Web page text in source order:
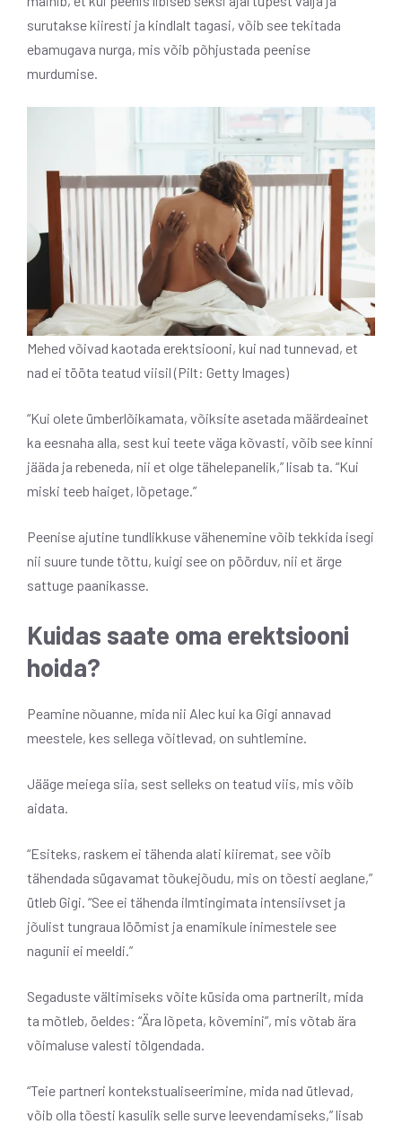
surutakse kiiresti ja kindlalt tagasi, võib see tekitada
ebamugava nurga, mis võib põhjustada peenise
murdumise.
Mehed võivad kaotada erektsiooni, kui nad tunnevad, et
nad ei tööta teatud viisil (Pilt: Getty Images)
“Kui olete ümberlõikamata, võiksite asetada määrdeainet
ka eesnaha alla, sest kui teete väga kõvasti, võib see kinni
jääda ja rebeneda, nii et olge tähelepanelik,” lisab ta. “Kui
miski teeb haiget, lõpetage.”
Peenise ajutine tundlikkuse vähenemine võib tekkida isegi
nii suure tunde tõttu, kuigi see on pöörduv, nii et ärge
sattuge paanikasse.
Kuidas saate oma erektsiooni
hoida?
Peamine nõuanne, mida nii Alec kui ka Gigi annavad
meestele, kes sellega võitlevad, on suhtlemine.
Jääge meiega siia, sest selleks on teatud viis, mis võib
aidata.
“Esiteks, raskem ei tähenda alati kiiremat, see võib
tähendada sügavamat tõukejõudu, mis on tõesti aeglane,”
ütleb Gigi. “See ei tähenda ilmtingimata intensiivset ja
jõulist tungraua löömist ja enamikule inimestele see
nagunii ei meeldi.”
Segaduste vältimiseks võite küsida oma partnerilt, mida
ta mõtleb, öeldes: “Ära lõpeta, kõvemini”, mis võtab ära
võimaluse valesti tõlgendada.
“Teie partneri kontekstualiseerimine, mida nad ütlevad,
võib olla tõesti kasulik selle surve leevendamiseks,” lisab